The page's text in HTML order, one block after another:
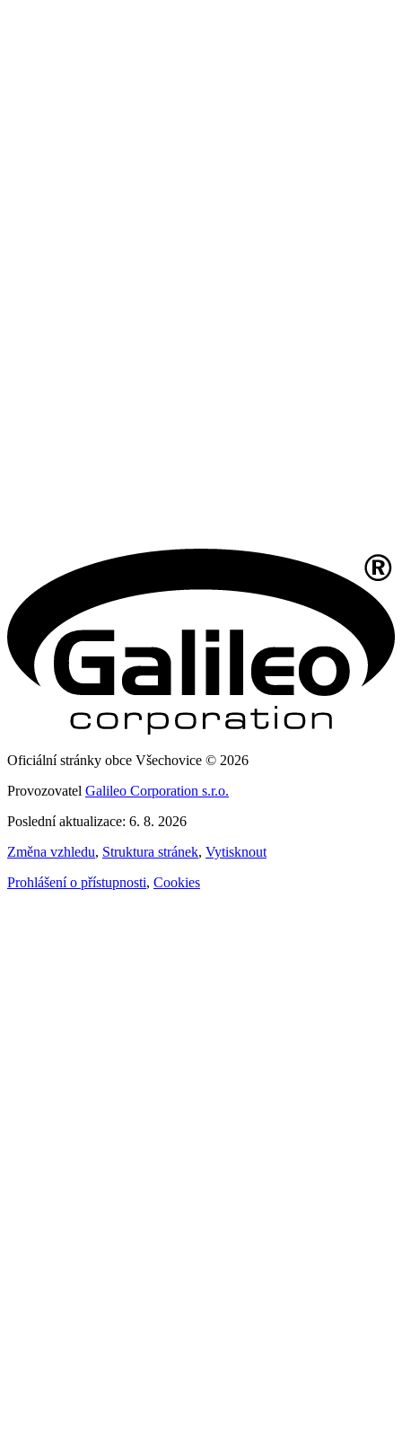
Oficiální stránky obce Všechovice © 2026
Provozovatel Galileo Corporation s.r.o.
Poslední aktualizace: 6. 8. 2026
Změna vzhledu, Struktura stránek, Vytisknout
Prohlášení o přístupnosti, Cookies